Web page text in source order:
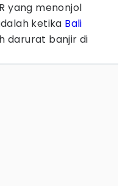
yang menonjol
ketika Bali
darurat banjir di